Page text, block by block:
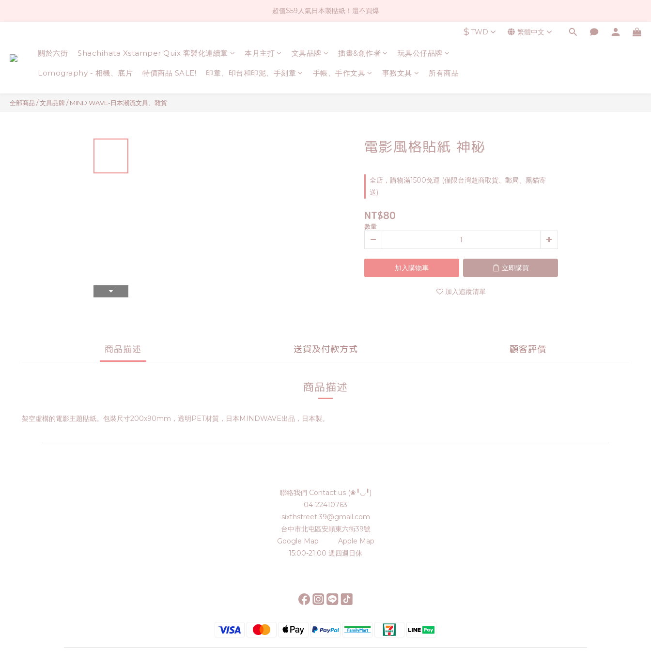
社群大人氣！各種有趣的打洞器
超值$59人氣日本製貼紙！還不買爆
社群大人氣！各種有趣的打洞器
$ TWD 繁體中文
關於六街 Shachihata Xstamper Quix 客製化連續章 本月主打 文具品牌 插畫&創作者 玩具公仔品牌
Lomography - 相機、底片 特價商品 SALE! 印章、印台和印泥、手刻章 手帳、手作文具 事務文具 所有商品
全部商品 /文具品牌 /MIND WAVE-日本潮流文具、雜貨
電影風格貼紙 神秘
全店，購物滿1500免運 (僅限台灣超商取貨、郵局、黑貓寄
送)
NT$80
數量
加入購物車 立即購買
加入追蹤清單
商品描述 送貨及付款方式 顧客評價
商品描述
架空虛構的電影主題貼紙。包裝尺寸200x90mm，透明PET材質，日本MINDWAVE出品，日本製。
聯絡我們 Contact us (❀╹◡╹)
04-22410763
sixthstreet.39@gmail.com
台中市北屯區安順東六街39號
Google Map
Apple Map
15:00-21:00 週四週日休